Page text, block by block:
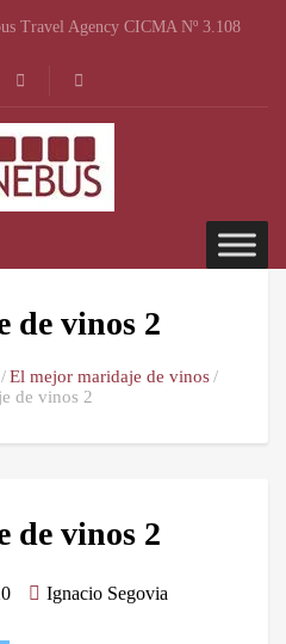
Travel Agency CICMA Nº 3.108
de vinos 2
El mejor maridaje de vinos
de vinos 2
de vinos 2
Ignacio Segovia